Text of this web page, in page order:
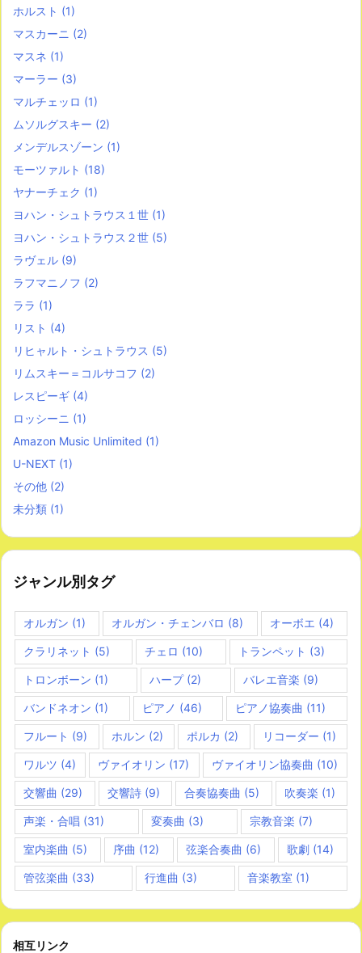
ホルスト (1)
マスカーニ (2)
マスネ (1)
マーラー (3)
マルチェッロ (1)
ムソルグスキー (2)
メンデルスゾーン (1)
モーツァルト (18)
ヤナーチェク (1)
ヨハン・シュトラウス１世 (1)
ヨハン・シュトラウス２世 (5)
ラヴェル (9)
ラフマニノフ (2)
ララ (1)
リスト (4)
リヒャルト・シュトラウス (5)
リムスキー＝コルサコフ (2)
レスピーギ (4)
ロッシーニ (1)
Amazon Music Unlimited (1)
U-NEXT (1)
その他 (2)
未分類 (1)
ジャンル別タグ
オルガン (1) オルガン・チェンバロ (8) オーボエ (4)
クラリネット (5) チェロ (10) トランペット (3)
トロンボーン (1) ハープ(2) バレエ音楽 (9)
バンドネオン (1) ピアノ (46) ピアノ協奏曲 (11)
フルート (9) ホルン (2) ポルカ (2) リコーダー (1)
ワルツ (4) ヴァイオリン (17) ヴァイオリン協奏曲 (10)
交響曲 (29) 交響詩(9) 合奏協奏曲 (5) 吹奏楽 (1)
声楽・合唱 (31) 変奏曲 (3) 宗教音楽 (7)
室内楽曲 (5) 序曲 (12) 弦楽合奏曲 (6) 歌劇(14)
管弦楽曲 (33) 行進曲 (3) 音楽教室 (1)
相互リンク